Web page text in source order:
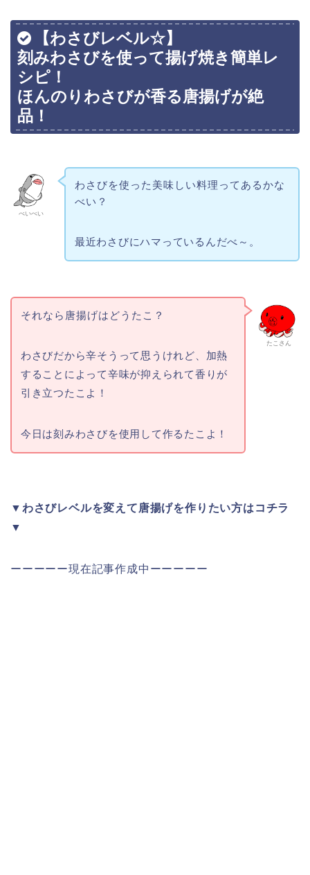
【わさびレベル☆】
刻みわさびを使って揚げ焼き簡単レ
シピ！
ほんのりわさびが香る唐揚げが絶
品！
べいべい
わさびを使った美味しい料理ってあるかな
べい？
最近わさびにハマっているんだべ～。
たこさん
それなら唐揚げはどうたこ？
わさびだから辛そうって思うけれど、加熱
することによって辛味が抑えられて香りが
引き立つたこよ！
今日は刻みわさびを使用して作るたこよ！
▼わさびレベルを変えて唐揚げを作りたい方はコチラ
▼
ーーーーー現在記事作成中ーーーーー